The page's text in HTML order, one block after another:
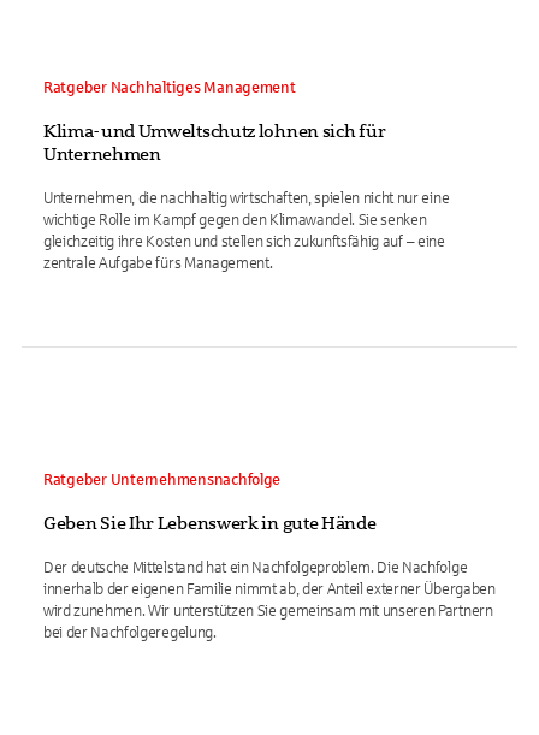
Ratgeber Nachhaltiges Management
Klima- und Umweltschutz lohnen sich für
Unternehmen
Unternehmen, die nachhaltig wirtschaften, spielen nicht nur eine
wichtige Rolle im Kampf gegen den Klimawandel. Sie senken
gleichzeitig ihre Kosten und stellen sich zukunftsfähig auf – eine
zentrale Aufgabe fürs Management.
Ratgeber Unternehmensnachfolge
Geben Sie Ihr Lebenswerk in gute Hände
Der deutsche Mittelstand hat ein Nachfolgeproblem. Die Nachfolge
innerhalb der eigenen Familie nimmt ab, der Anteil externer Übergaben
wird zunehmen. Wir unterstützen Sie gemeinsam mit unseren Partnern
bei der Nachfolgeregelung.